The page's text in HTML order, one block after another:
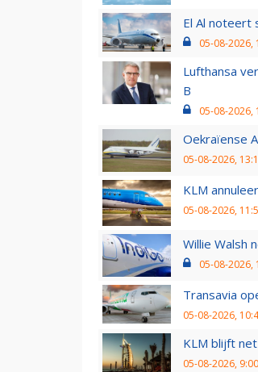
El Al noteert
05-08-2026,
Lufthansa
B
05-08-2026,
Oekraïense
05-08-2026,
KLM
05-08-2026,
Willie Walsh
05-08-2026,
Transavia
05-08-2026,
KLM blijft
05-08-2026, 9:00